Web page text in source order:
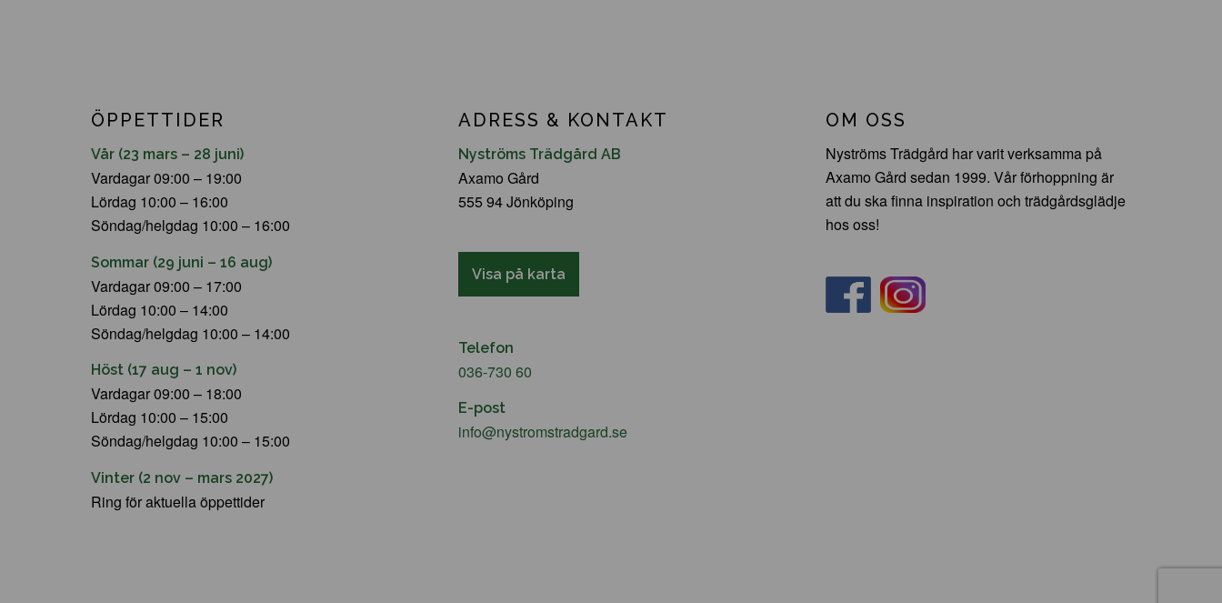
ÖPPETTIDER
Vår (23 mars – 28 juni)
Vardagar 09:00 – 19:00
Lördag 10:00 – 16:00
Söndag/helgdag 10:00 – 16:00
Sommar (29 juni – 16 aug)
Vardagar 09:00 – 17:00
Lördag 10:00 – 14:00
Söndag/helgdag 10:00 – 14:00
Höst (17 aug – 1 nov)
Vardagar 09:00 – 18:00
Lördag 10:00 – 15:00
Söndag/helgdag 10:00 – 15:00
Vinter (2 nov – mars 2027)
Ring för aktuella öppettider
ADRESS & KONTAKT
Nyströms Trädgård AB
Axamo Gård
555 94 Jönköping
Visa på karta
Telefon
036-730 60
E-post
info@nystromstradgard.se
OM OSS
Nyströms Trädgård har varit verksamma på
Axamo Gård sedan 1999. Vår förhoppning är
att du ska finna inspiration och trädgårdsglädje
hos oss!